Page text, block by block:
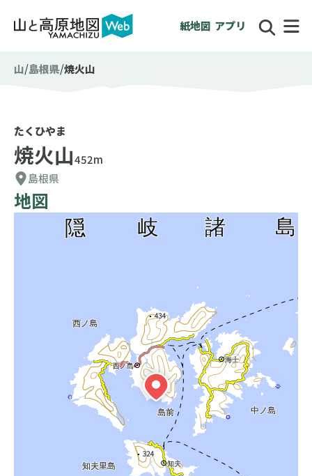
紙地図 アプリ
山 島根県 焼火山
たくひやま
焼火山452m
島根県
地図